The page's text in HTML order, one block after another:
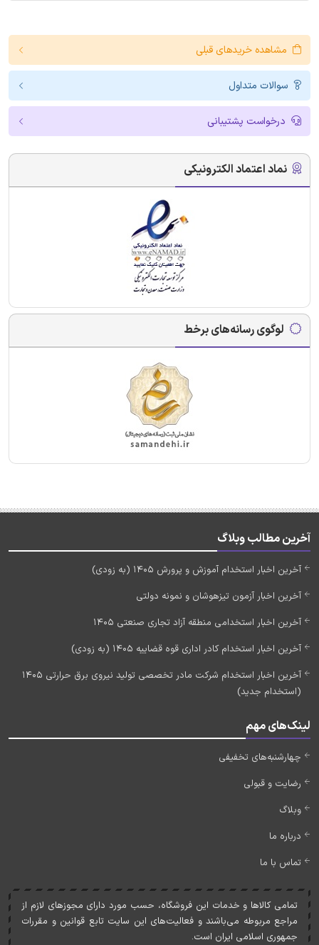
مشاهده خریدهای قبلی
سوالات متداول
درخواست پشتیبانی
نماد اعتماد الکترونیکی
لوگوی رسانه‌های برخط
آخرین مطالب وبلاگ
آخرین اخبار استخدام آموزش و پرورش 1405 (به زودی)
آخرین اخبار آزمون تیزهوشان و نمونه دولتی
آخرین اخبار استخدامی منطقه آزاد تجاری صنعتی 1405
آخرین اخبار استخدام کادر اداری قوه قضاییه 1405 (به زودی)
آخرین اخبار استخدام شرکت مادر تخصصی تولید نیروی برق حرارتی 1405
(استخدام جدید)
لینک‌های مهم
چهارشنبه‌های تخفیفی
رضایت و قبولی
وبلاگ
درباره ما
تماس با ما
تمامی کالاها و خدمات اين فروشگاه، حسب مورد دارای مجوزهای لازم از
مراجع مربوطه می‌باشند و فعاليت‌های اين سايت تابع قوانين و مقررات
جمهوری اسلامی ايران است.